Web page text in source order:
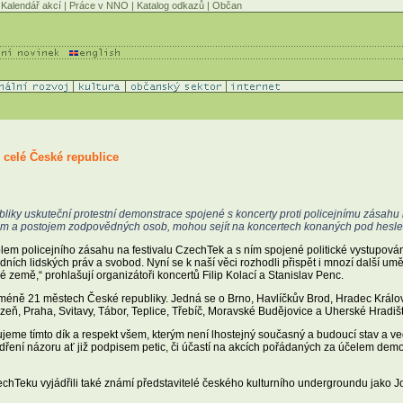
Kalendář akcí | Práce v NNO | Katalog odkazů | Občan
České republice
uskuteční protestní demonstrace spojené s koncerty proti policejnímu
a postojem zodpovědných osob, mohou sejít na koncertech konaných pod
policejního zásahu na festivalu CzechTek a s ním spojené politické
lidských práv a svobod. Nyní se k naší věci rozhodli přispět i mnozí další
prohlašují organizátoři koncertů Filip Kolací a Stanislav Penc.
21 městech České republiky. Jedná se o Brno, Havlíčkův Brod, Hradec
Praha, Svitavy, Tábor, Teplice, Třebíč, Moravské Budějovice a Uherské
tímto dík a respekt všem, kterým není lhostejný současný a budoucí stav a
názoru ať již podpisem petic, či účastí na akcích pořádaných za účelem
vyjádřili také známí představitelé českého kulturního undergroundu jako